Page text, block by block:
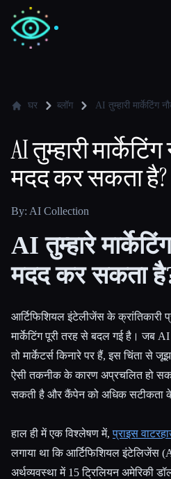
✍️ लेखक
💻डेवलपर्स
ब्लॉग
सभी श्रेणियाँ
हमारे बारे में
घर ब्लॉग AI तुम्हारी
AI तुम्हारी
मदद कर सकता है?
By: AI Collection
AI तुम्हारे
मदद कर सकता
आर्टिफिशियल इंटेलीजेंस के क्रांतिकारी
मार्केटिंग पूरी तरह से बदल गई है। जब
तो मार्केटर्स किनारे पर हैं, इस चिंता से
ऐसी तकनीक के कारण अप्रचलित हो
सकती है और कैंपेन को अधिक सटीकता
हाल ही में एक विश्लेषण में,प्राइस
लगाया था कि आर्टिफिशियल इंटेलिजेंस
अर्थव्यवस्था में 15 ट्रिलियन अमेरिकी